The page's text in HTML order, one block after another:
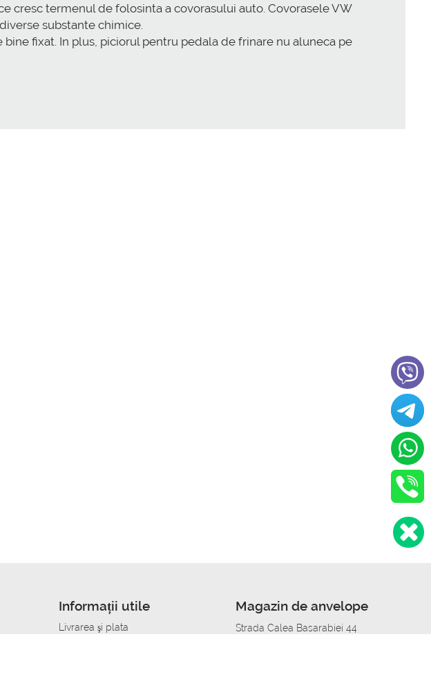
cresc termenul de folosinta a covorasului auto. Covorasele VW
substante chimice.
fixat. In plus, piciorul pentru pedala de frinare nu aluneca pe
Informații utile
Livrarea şi plata
Magazin de anvelope
Strada Calea Basarabiei 44